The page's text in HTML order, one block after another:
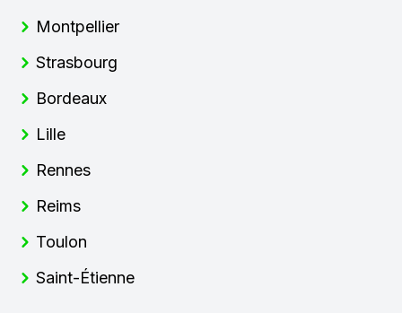
Montpellier
Strasbourg
Bordeaux
Lille
Rennes
Reims
Toulon
Saint-Étienne